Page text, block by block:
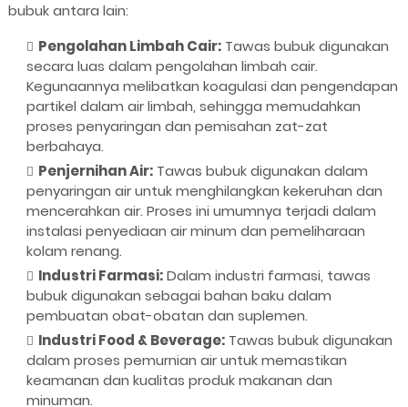
bubuk antara lain:
Pengolahan Limbah Cair:Tawas bubuk digunakan
secara luas dalam pengolahan limbah cair.
Kegunaannya melibatkan koagulasi dan pengendapan
partikel dalam air limbah, sehingga memudahkan
proses penyaringan dan pemisahan zat-zat
berbahaya.
Penjernihan Air:Tawas bubuk digunakan dalam
penyaringan air untuk menghilangkan kekeruhan dan
mencerahkan air. Proses ini umumnya terjadi dalam
instalasi penyediaan air minum dan pemeliharaan
kolam renang.
Industri Farmasi:Dalam industri farmasi, tawas
bubuk digunakan sebagai bahan baku dalam
pembuatan obat-obatan dan suplemen.
Industri Food & Beverage:Tawas bubuk digunakan
dalam proses pemurnian air untuk memastikan
keamanan dan kualitas produk makanan dan
minuman.